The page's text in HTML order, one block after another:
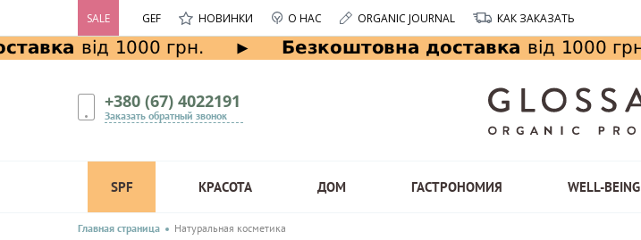
SALE GEF НОВИНКИ О НАС ORGANIC JOURNAL КАК ЗАКАЗАТЬ
+380 (67) 4022191
Заказать обратный звонок
SPF КРАСОТА ДОМ ГАСТРОНОМИЯ WELL-BEING
Главная страница Натуральная косметика